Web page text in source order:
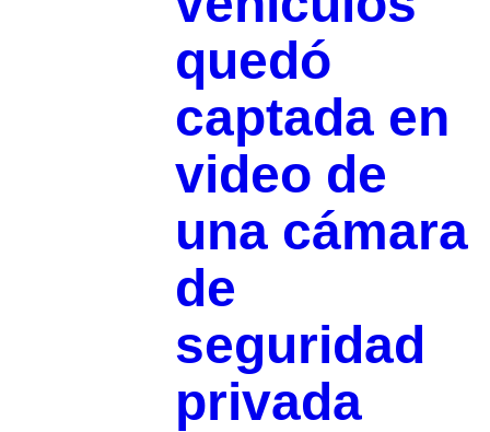
quedó
captada en
video de
una cámara
de
seguridad
privada